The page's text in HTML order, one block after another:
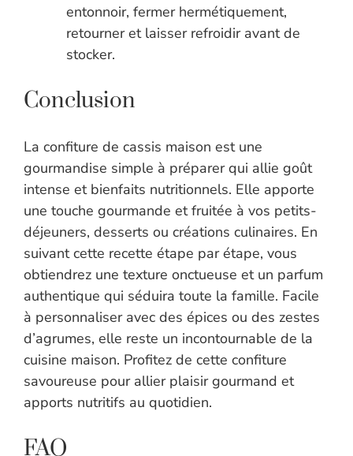
entonnoir, fermer hermétiquement,
retourner et laisser refroidir avant de
stocker.
Conclusion
La confiture de cassis maison est une
gourmandise simple à préparer qui allie goût
intense et bienfaits nutritionnels. Elle apporte
une touche gourmande et fruitée à vos petits-
déjeuners, desserts ou créations culinaires. En
suivant cette recette étape par étape, vous
obtiendrez une texture onctueuse et un parfum
authentique qui séduira toute la famille. Facile
à personnaliser avec des épices ou des zestes
d’agrumes, elle reste un incontournable de la
cuisine maison. Profitez de cette confiture
savoureuse pour allier plaisir gourmand et
apports nutritifs au quotidien.
FAQ